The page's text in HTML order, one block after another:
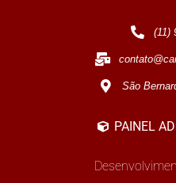
(11)
São
PAINEL